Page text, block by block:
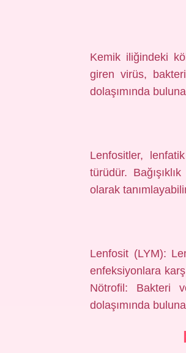
Kemik iliğindeki
giren virüs,
dolaşımında
Lenfositler,
türüdür.
olarak
Lenfosit (LYM):
enfeksiyonlara
Nötrofil: Bakteri
dolaşımında